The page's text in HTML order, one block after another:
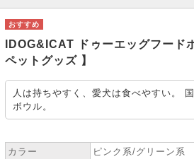
IDOG&ICAT ドゥーエッグフード
ペットグッズ 】
人は持ちやすく、愛犬は食べやすい。
ボウル。
カラー
ピンク系/グリーン系